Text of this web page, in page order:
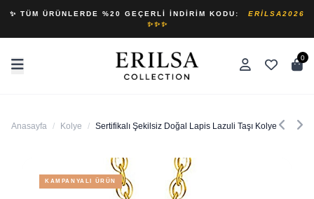
✨ TÜM ÜRÜNLERDE %20 GEÇERLI İNDIRIM KODU:
ERILSA2026
✨✨✨
0
Anasayfa / Kolye / Sertifikalı Şekilsiz Doğal Lapis Lazuli Taşı Kolye
KAMPANYALI ÜRÜN